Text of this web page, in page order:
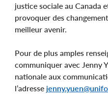
justice sociale au Canada
provoquer des
meilleur avenir.
Pour de plus amples
communiquer avec Jenny
nationale aux
l’adresse